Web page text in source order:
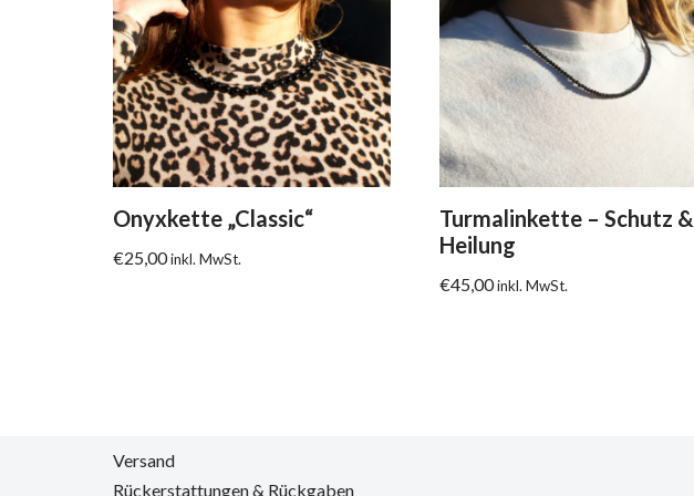
Onyxkette „Classic“
€25,00inkl. MwSt.
Turmalinkette – Schutz &
Heilung
€45,00 inkl. MwSt.
Versand
Rückerstattungen & Rückgaben